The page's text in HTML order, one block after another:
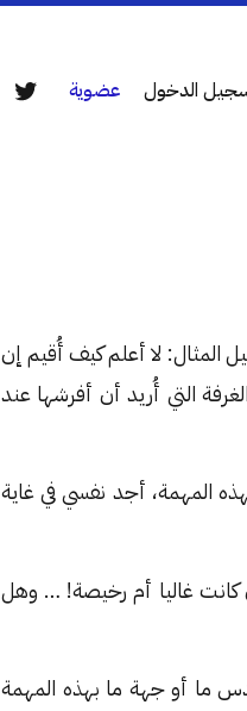
الدخول عضوية
المثال: لا أعلم كيف أُقيم إن
التي أُريد أن أفرشها عند
المهمة، أجد نفسي في غاية
كانت غاليا أم رخيصة! … وهل
ما أو جهة ما بهذه المهمة